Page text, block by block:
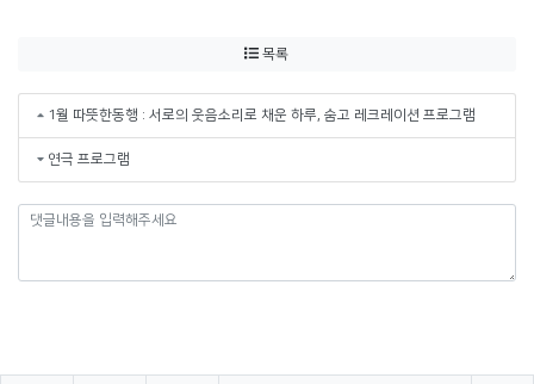
목록
1월 따뜻한동행 : 서로의 웃음소리로 채운 하루, 숨고 레크레이션 프로그램
연극 프로그램